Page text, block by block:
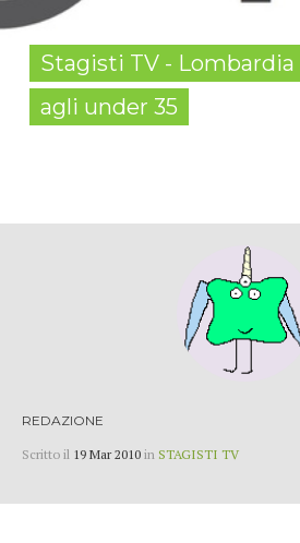
Stagisti TV - Lombardia
agli under 35
REDAZIONE
Scritto il 19 Mar 2010 in STAGISTI TV